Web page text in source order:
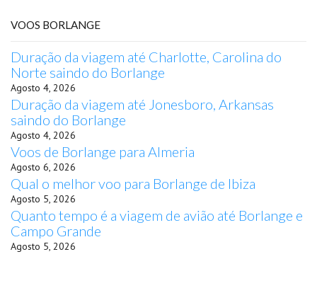
VOOS BORLANGE
Duração da viagem até Charlotte, Carolina do
Norte saindo do Borlange
Agosto 4, 2026
Duração da viagem até Jonesboro, Arkansas
saindo do Borlange
Agosto 4, 2026
Voos de Borlange para Almeria
Agosto 6, 2026
Qual o melhor voo para Borlange de Ibiza
Agosto 5, 2026
Quanto tempo é a viagem de avião até Borlange e
Campo Grande
Agosto 5, 2026